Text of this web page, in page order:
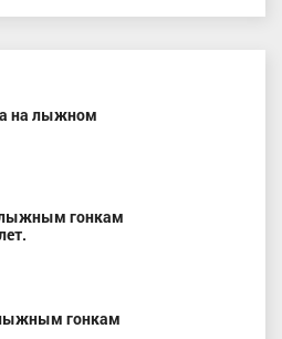
на лыжном
лыжным гонкам
гонкам